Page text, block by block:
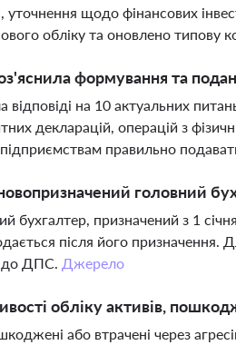
уточнення щодо фінансових
обліку та оновлено типову
формування та
на 10 актуальних
декларацій, операцій з
правильно подавати
головний
бухгалтер, призначений з 1
після його
до ДПС. Джерело
обліку активів,
або втрачені через